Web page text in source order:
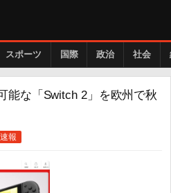
スポーツ 国際 政治 社会
能な「Switch 2」を欧州で秋
報